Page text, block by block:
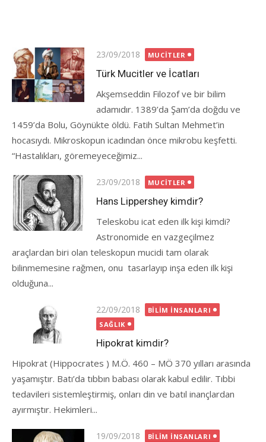
Posted
on
23/09/2018 MUCITLER
Türk Mucitler ve İcatları
Akşemseddin Filozof ve bir bilim
adamıdır. 1389’da Şam’da doğdu ve
1459’da Bolu, Göynükte öldü. Fatih Sultan Mehmet’in
hocasıydı. Mikroskopun icadından önce mikrobu keşfetti.
“Hastalıkları, göremeyeceğimiz...
Posted
on
23/09/2018 MUCITLER
Hans Lippershey kimdir?
Teleskobu icat eden ilk kişi kimdi?
Astronomide en vazgeçilmez
araçlardan biri olan teleskopun mucidi tam olarak
bilinmemesine rağmen, onu tasarlayıp inşa eden ilk kişi
olduğuna...
Posted
on
22/09/2018
BILIM İNSANLARI
SAĞLIK
Hipokrat kimdir?
Hipokrat (Hippocrates ) M.Ö. 460 – MÖ 370 yılları arasında
yaşamıştır. Batı’da tıbbın babası olarak kabul edilir. Tıbbi
tedavileri sistemleştirmiş, onları din ve batıl inançlardan
ayırmıştır. Hekimleri...
Posted
19/09/2018 BILIM İNSANLARI